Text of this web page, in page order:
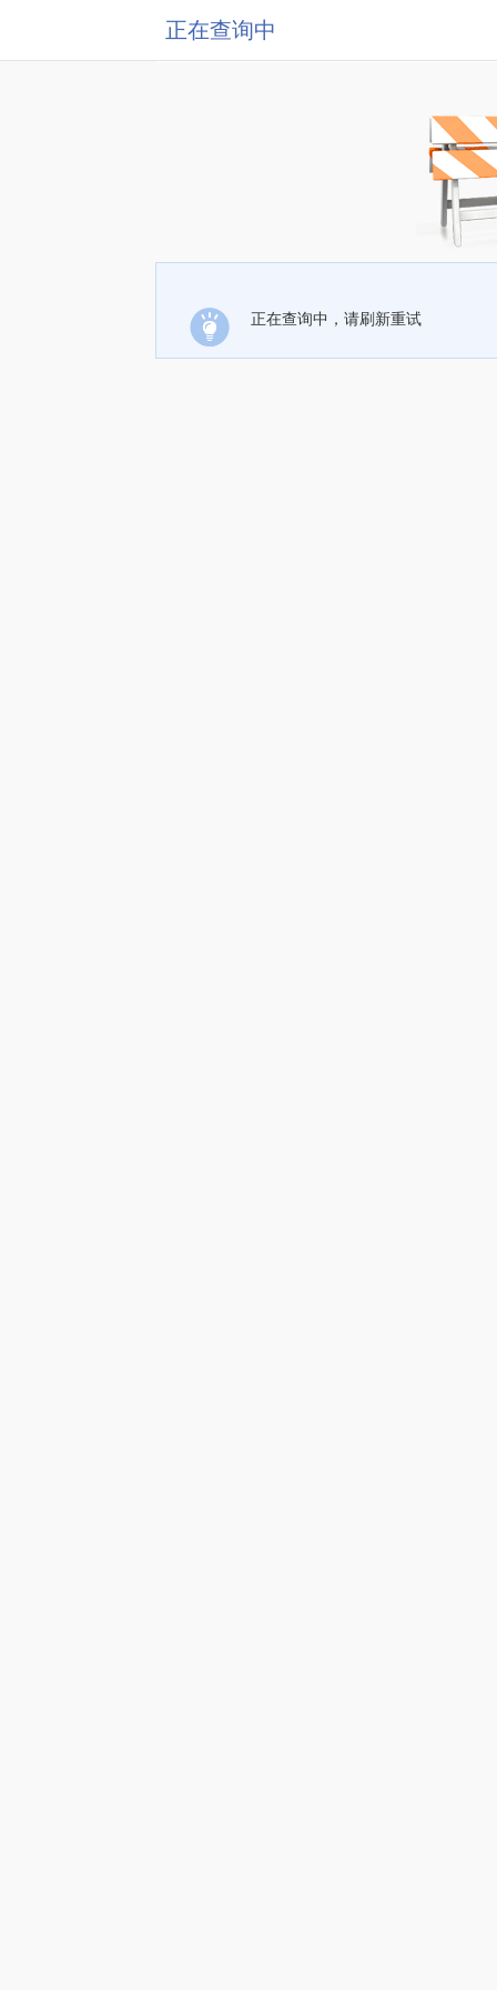
正在查询中
正在查询中，请刷新重试